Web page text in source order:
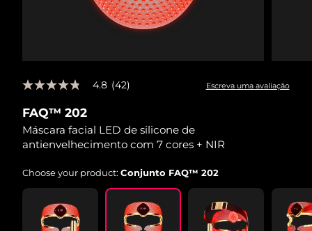
4.8
5
estrelas,
valor
médio
avaliação.
Read
42
Reviews.
Link
abre
4.8 (42) Escreva uma avaliação
FAQ™ 202
Máscara facial LED de silicone de
antienvelhecimento com 7 cores + NIR
Choose your product:Conjunto FAQ™ 202